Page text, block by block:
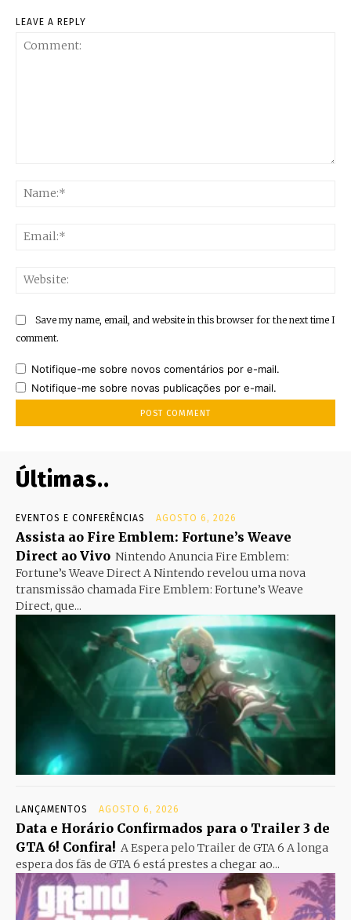
LEAVE A REPLY
Save my name, email, and website in this browser for the next time I
comment.
Notifique-me sobre novos comentários por e-mail.
Notifique-me sobre novas publicações por e-mail.
Últimas..
EVENTOS E CONFERÊNCIAS AGOSTO 6, 2026
Assista ao Fire Emblem: Fortune’s Weave
Direct ao Vivo Nintendo Anuncia Fire Emblem:
Fortune’s Weave Direct A Nintendo revelou uma nova
transmissão chamada Fire Emblem: Fortune’s Weave
Direct, que...
LANÇAMENTOS AGOSTO 6, 2026
Data e Horário Confirmados para o Trailer 3 de
GTA 6! Confira! A Espera pelo Trailer de GTA 6 A longa
espera dos fãs de GTA 6 está prestes a chegar ao...